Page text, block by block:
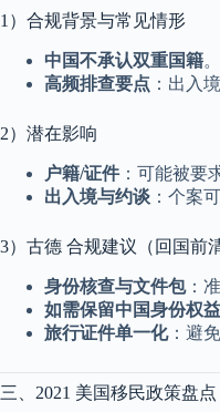
1）合规背景与常见情形
中国不承认双重国籍
高频排查要点 ：出入
2）潜在影响
户籍/证件：可能被要
出入境与约谈 ：个案
3）古德 合规建议（回国前
身份核查与文件包：
如需保留中国身份权益
旅行证件单一化：避
三、2021 美国移民政策盘